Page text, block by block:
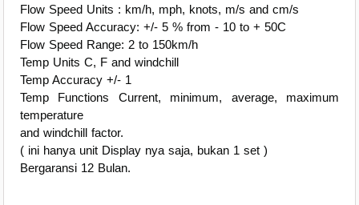
Flow Speed Units : km/h, mph, knots, m/s and cm/s
Flow Speed Accuracy: +/- 5 % from - 10 to + 50C
Flow Speed Range: 2 to 150km/h
Temp Units C, F and windchill
Temp Accuracy +/- 1
Temp Functions Current, minimum, average, maximum
temperature
and windchill factor.
( ini hanya unit Display nya saja, bukan 1 set )
Bergaransi 12 Bulan.